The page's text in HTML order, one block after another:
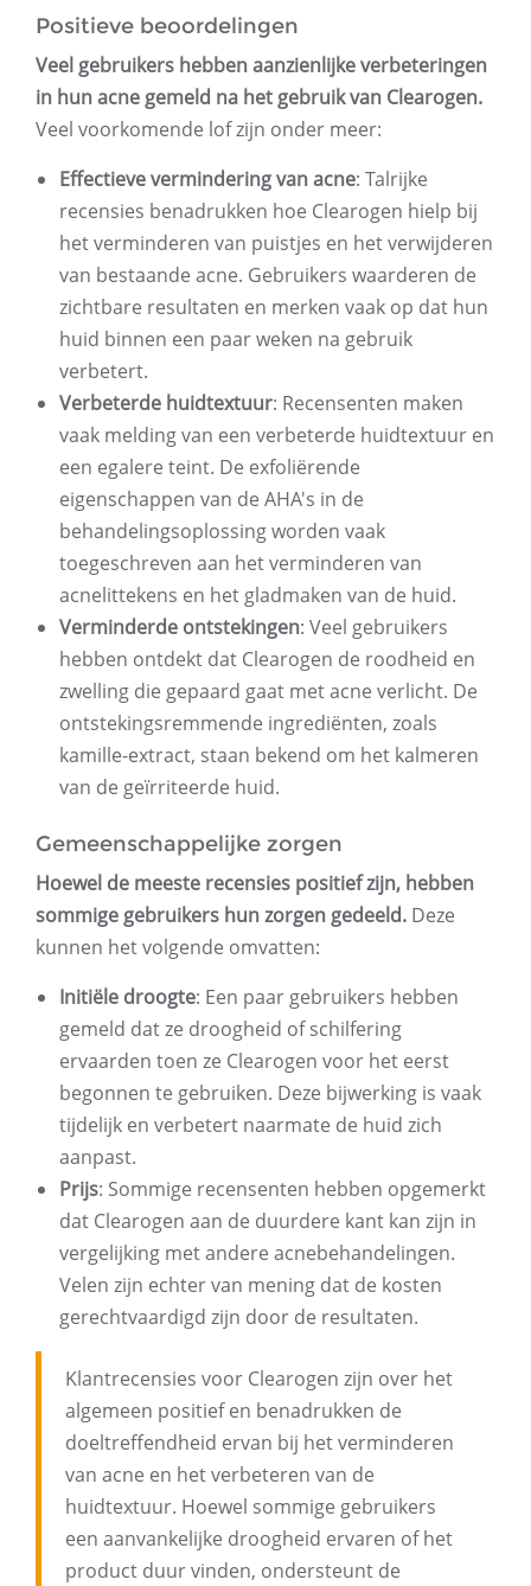
Positieve beoordelingen
Veel gebruikers hebben aanzienlijke verbeteringen
in hun acne gemeld na het gebruik van Clearogen.
Veel voorkomende lof zijn onder meer:
Effectieve vermindering van acne: Talrijke
recensies benadrukken hoe Clearogen hielp bij
het verminderen van puistjes en het verwijderen
van bestaande acne. Gebruikers waarderen de
zichtbare resultaten en merken vaak op dat hun
huid binnen een paar weken na gebruik
verbetert.
Verbeterde huidtextuur: Recensenten maken
vaak melding van een verbeterde huidtextuur en
een egalere teint. De exfoliërende
eigenschappen van de AHA's in de
behandelingsoplossing worden vaak
toegeschreven aan het verminderen van
acnelittekens en het gladmaken van de huid.
Verminderde ontstekingen: Veel gebruikers
hebben ontdekt dat Clearogen de roodheid en
zwelling die gepaard gaat met acne verlicht. De
ontstekingsremmende ingrediënten, zoals
kamille-extract, staan ​​bekend om het kalmeren
van de geïrriteerde huid.
Gemeenschappelijke zorgen
Hoewel de meeste recensies positief zijn, hebben
sommige gebruikers hun zorgen gedeeld. Deze
kunnen het volgende omvatten:
Initiële droogte: Een paar gebruikers hebben
gemeld dat ze droogheid of schilfering
ervaarden toen ze Clearogen voor het eerst
begonnen te gebruiken. Deze bijwerking is vaak
tijdelijk en verbetert naarmate de huid zich
aanpast.
Prijs: Sommige recensenten hebben opgemerkt
dat Clearogen aan de duurdere kant kan zijn in
vergelijking met andere acnebehandelingen.
Velen zijn echter van mening dat de kosten
gerechtvaardigd zijn door de resultaten.
Klantrecensies voor Clearogen zijn over het
algemeen positief en benadrukken de
doeltreffendheid ervan bij het verminderen
van acne en het verbeteren van de
huidtextuur. Hoewel sommige gebruikers
een aanvankelijke droogheid ervaren of het
product duur vinden, ondersteunt de